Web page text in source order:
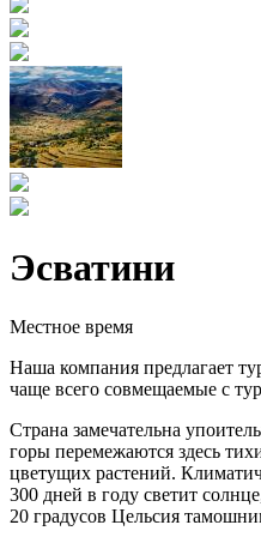
Эсватини
Местное время
Наша компания предлагает
чаще всего совмещаемые с
Страна замечательна
горы перемежаются здесь
цветущих растений.
300 дней в году светит
20 градусов Цельсия